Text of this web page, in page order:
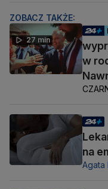
ZOBACZ TAKŻE:
27 min
w
na
Agata